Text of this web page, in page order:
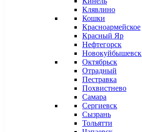
Клявлино
Кошки
Красноармейское
Красный Яр
Нефтегорск
Новокуйбышевск
Октябрьск
Отрадный
Пестравка
Похвистнево
Самара
Сергиевск
Сызрань
Тольятти